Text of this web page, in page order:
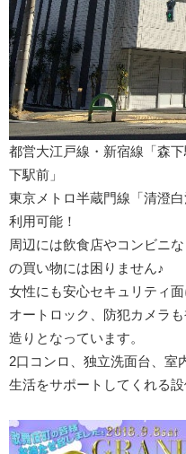
都営大江戸線・新宿線「森
下駅前」
東京メトロ半蔵門線「清澄
利用可能！
周辺には飲食店やコンビニ
の買い物には困りません♪
女性にも安心セキュリティ面
オートロック、防犯カメラ
造りとなっています。
2口コンロ、独立洗面台、室
生活をサポートしてくれる